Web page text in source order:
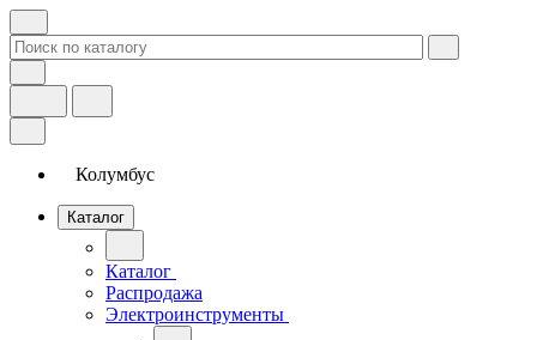
Колумбус
Каталог
Каталог
Распродажа
Электроинструменты